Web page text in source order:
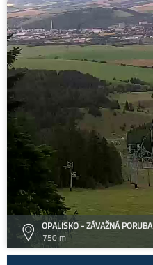
OPALISKO - ZÁVAŽNÁ PORUBA
750 m